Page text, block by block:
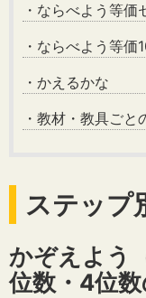
・ならべよう等価
・ならべよう等価
・かえるかな
・教材・教具ごと
ステップ
かぞえよう
位数・4位数